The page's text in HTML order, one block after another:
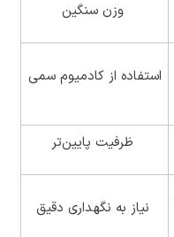
وزن سنگین
استفاده از کادمیوم سمی
ظرفیت پایین‌تر
نیاز به نگهداری دقیق